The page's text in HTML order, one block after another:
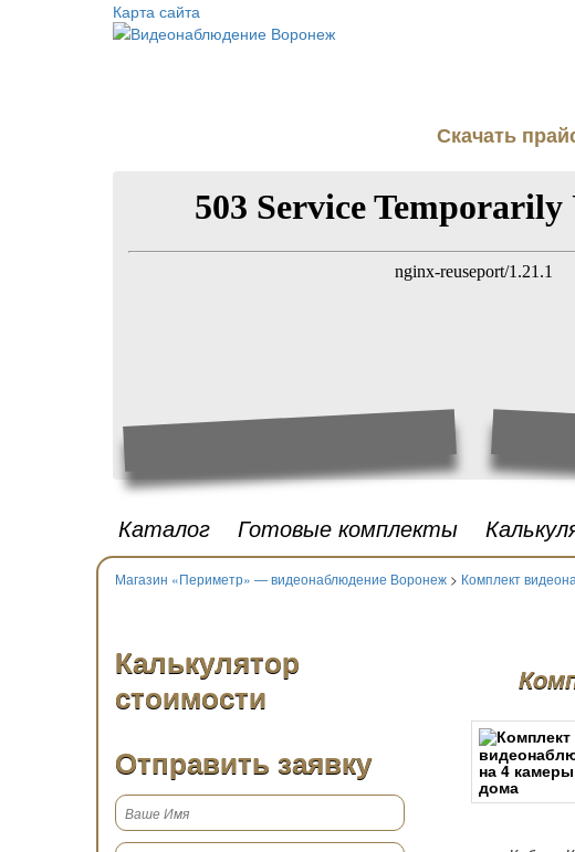
Карта сайта
Скачать
Каталог Готовые комплекты
Магазин «Периметр» — видеонаблюдение Воронеж > Комплект
Калькулятор
стоимости
Отправить заявку